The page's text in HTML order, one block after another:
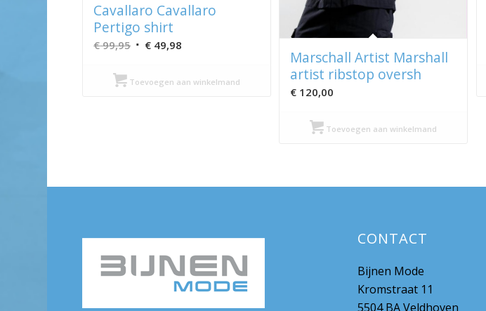
Cavallaro Cavallaro
Pertigo shirt
€99,95 Oorspronkelijke
was:
€ 49,98
is:
Toevoegen aan winkelmand
Marschall Artist Marshall
artist ribstop oversh
€ 120,00
Toevoegen aan winkelmand
CONTACT
Bijnen Mode
Kromstraat 11
5504 BA Veldhoven